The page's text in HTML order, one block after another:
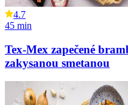
4.7
45 min
Tex-Mex zapečené
zakysanou smetanou